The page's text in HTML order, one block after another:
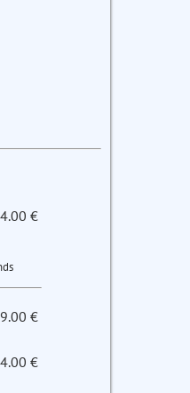
€
€
€